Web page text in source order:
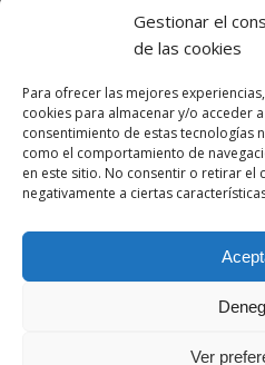
Gestionar el
de las cookies
Para ofrecer las mejores
cookies para almacenar y/o acceder
consentimiento de estas tecnologías
como el comportamiento de
en este sitio. No consentir o retirar el
negativamente a ciertas
Ver
año 2007 he escrito sobre
Millatrece.com es una apuesta
participa"
Aviso Legal
Política de Privacidad
Más Información sobre Cookies